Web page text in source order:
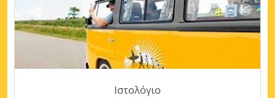
Ιστολόγιο